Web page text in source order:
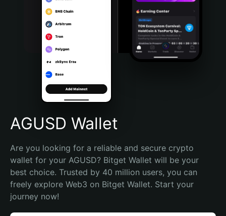
Português (Portugal)
Bahasa Indonesia
Português (Brasil)
Español (Argentina)
AGUSD Wallet
Are you looking for a reliable and secure crypto
wallet for your AGUSD? Bitget Wallet will be your
best choice. Trusted by 40 million users, you can
freely explore Web3 on Bitget Wallet. Start your
journey now!